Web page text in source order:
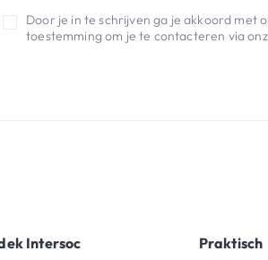
Door je in te schrijven ga je akkoord met
toestemming om je te contacteren via
Intersoc Praktisch